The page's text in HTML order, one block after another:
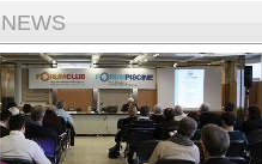
NEWS